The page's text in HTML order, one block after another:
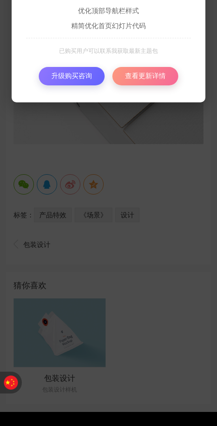
标签： 产品特效 《场景》 设计
包装设计
猜你喜欢
包装设计
包装设计样机
优化顶部导航栏样式
精简优化首页幻灯片代码
已购买用户可以联系我获取最新主题包
升级购买咨询 查看更新详情